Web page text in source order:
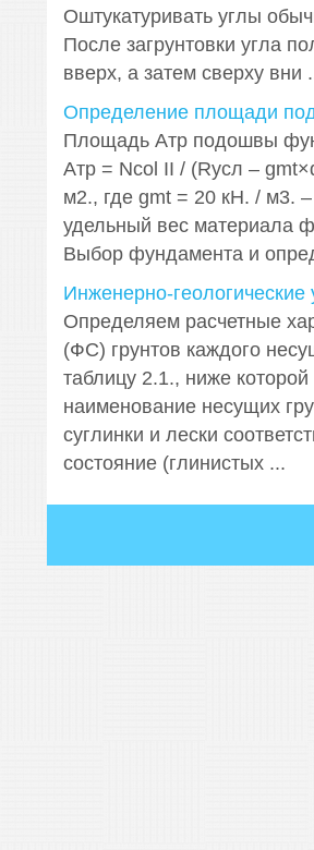
Оштукатуривать углы
После загрунтовки угла
вверх, а затем сверху вни
Определение площади
Площадь Атр подошвы
Атр = Ncol II / (Rусл –
м2., где gmt = 20 кН. / м3.
удельный вес материала
Выбор фундамента и
Инженерно-геологические
Определяем расчетные
(ФС) грунтов каждого
таблицу 2.1., ниже
наименование несущих
суглинки и лески
состояние (глинистых ...